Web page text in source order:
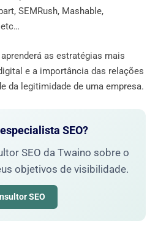
SEMRush, Mashable,
as estratégias mais
e a importância das relações
da legitimidade de uma empresa.
SEO?
SEO da Twaino sobre o
objetivos de visibilidade.
SEO